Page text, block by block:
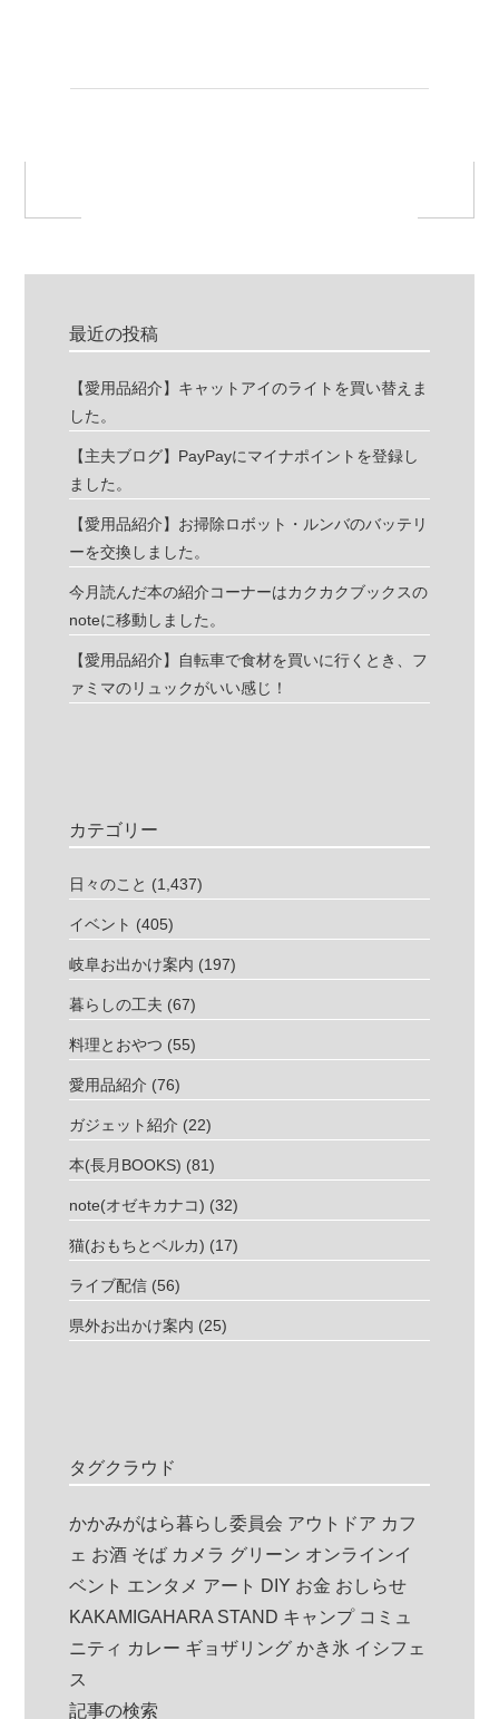
最近の投稿
【愛用品紹介】キャットアイのライトを買い替えま
した。
【主夫ブログ】PayPayにマイナポイントを登録し
ました。
【愛用品紹介】お掃除ロボット・ルンバのバッテリ
ーを交換しました。
今月読んだ本の紹介コーナーはカクカクブックスの
noteに移動しました。
【愛用品紹介】自転車で食材を買いに行くとき、フ
ァミマのリュックがいい感じ！
カテゴリー
日々のこと (1,437)
イベント (405)
岐阜お出かけ案内 (197)
暮らしの工夫 (67)
料理とおやつ (55)
愛用品紹介 (76)
ガジェット紹介 (22)
本(長月BOOKS) (81)
note(オゼキカナコ) (32)
猫(おもちとベルカ) (17)
ライブ配信 (56)
県外お出かけ案内 (25)
タグクラウド
かかみがはら暮らし委員会 アウトドア カフ
ェ お酒 そば カメラ グリーン オンラインイ
ベント エンタメ アート DIY お金 おしらせ
KAKAMIGAHARA STAND キャンプ コミュ
ニティ カレー ギョザリング かき氷 イシフェ
ス
記事の検索